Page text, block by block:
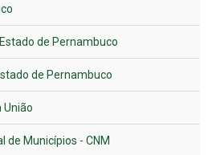
de Pernambuco
de Pernambuco
União
de Municípios - CNM